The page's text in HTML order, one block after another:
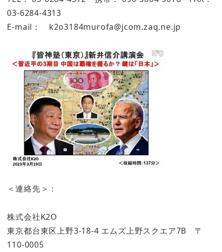
03-6284-4313
E-mail： k2o3184murofa@jcom.zaq.ne.jp
＜連絡先＞：
株式会社K2O
東京都台東区上野3-18-4 エムズ上野スクエア7B 〒
110-0005